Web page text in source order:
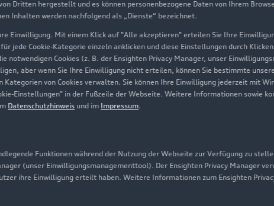
Dritten hergestellt und es können personenbezogene Daten von Ihrem
Inhalten werden nachfolgend als „Dienste“ bezeichnet.
Einwilligung. Mit einem Klick auf "Alle akzeptieren" erteilen Sie Ihre
jede Cookie-Kategorie einzeln anklicken und diese Einstellungen durch
notwendigen Cookies (z. B. der Ensighten Privacy Manager, unser
aber wenn Sie Ihre Einwilligung nicht erteilen, können Sie bestimmte
von Cookies verwalten. Sie können Ihre Einwilligung jederzeit mit
Einstellungen" in der Fußzeile der Webseite. Weitere Informationen sowie
Datenschutzhinweis und im Impressum.
Funktionen während der Nutzung der Webseite zur Verfügung zu
(unser Einwilligungsmanagementtool). Der Ensighten Privacy Manager
ihre Einwilligung erteilt haben. Weitere Informationen zum Ensighten
Über Audi
Unternehmen
Karriere
Investor Relations
Presse & Media Center
Audi erleben
Newsletter